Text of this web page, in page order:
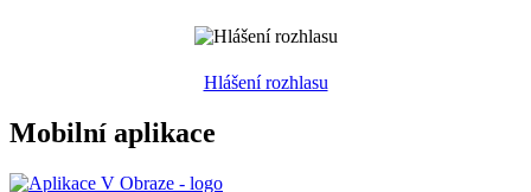
Hlášení rozhlasu
Mobilní aplikace